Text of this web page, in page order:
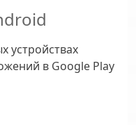
устройствах
в Google Play